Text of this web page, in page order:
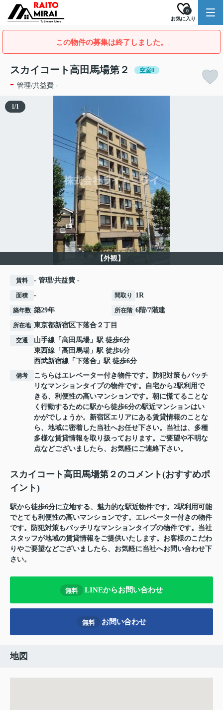
お気に入り
0
この物件の募集は終了しました。
スカイコート高田馬場第２ 空室0
- 管理/共益費 -
【外観】
1/1
賃料 - 管理/共益費 -
面積 - 間取り 1R
築年数 築29年 所在階 6階/7階建
所在地 東京都新宿区下落合 ２丁目
交通 山手線 「 高田馬場」駅 徒歩6分
東西線 「 高田馬場」駅 徒歩6分
西武新宿線 「 下落合 」駅 徒歩6分
備考
こちらはエレベーター付き物件です。防犯対策もバッチ
リなマンションタイプの物件です。自宅から2駅利用で
きる、利便性の高いマンションです。朝に慌てることな
く行動するために駅から徒歩6分の駅近マンションはい
かがでしょうか。新宿区エリアにある賃貸情報のことな
ら、地域に密着した当社へお任せ下さい。当社は、多種
多様な賃貸情報を取り扱っております。ご要望や不明な
点などございましたら、お気軽にご連絡下さい。
スカイコート高田馬場第２のコメント(おすすめポ
イント)
駅から徒歩6分に立地する、魅力的な駅近物件です。2駅利用可能
でとても利便性の高いマンションです。エレベーター付きの物件
です。防犯対策もバッチリなマンションタイプの物件です。当社
スタッフが地域の賃貸情報をご提供いたします。お客様のこだわ
りやご要望などございましたら、お気軽に当社へお問い合わせ下
さい。
無料 LINEからお問い合わせ
無料 お問い合わせ
地図